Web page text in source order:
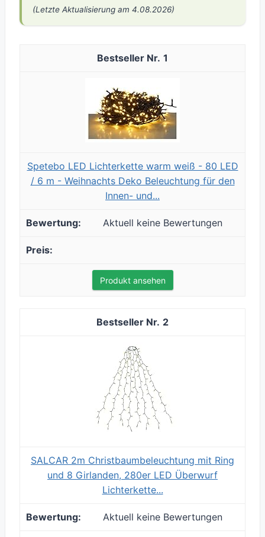
(Letzte Aktualisierung am 4.08.2026)
1
Spetebo LED Lichterkette warm weiß - 80 LED
/ 6 m - Weihnachts Deko Beleuchtung für den
Innen- und...
Aktuell keine Bewertungen
Produkt ansehen
2
SALCAR 2m Christbaumbeleuchtung mit Ring
und 8 Girlanden, 280er LED Überwurf
Lichterkette...
Aktuell keine Bewertungen